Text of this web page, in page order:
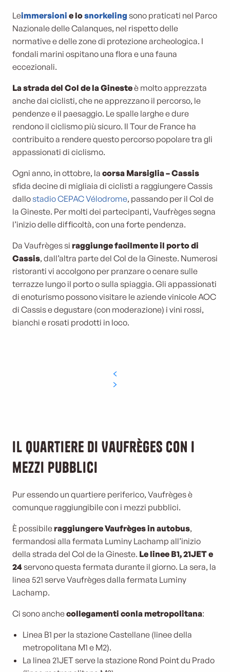
Leimmersioni e losnorkeling sono praticati nel Parco
Nazionale delle Calanques, nel rispetto delle
normative e delle zone di protezione archeologica. I
fondali marini ospitano una flora e una fauna
eccezionali.
La strada del Col de la Ginesteè molto apprezzata
anche dai ciclisti, che ne apprezzano il percorso, le
pendenze e il paesaggio. Le spalle larghe e dure
rendono il ciclismo più sicuro. Il Tour de France ha
contribuito a rendere questo percorso popolare tra gli
appassionati di ciclismo.
Ogni anno, in ottobre, la corsa Marsiglia – Cassis
sfida decine di migliaia di ciclisti a raggiungere Cassis
dallostadio CEPAC Vélodrome, passando per il Col de
la Gineste. Per molti dei partecipanti, Vaufrèges segna
l’inizio delle difficoltà, con una forte pendenza.
Da Vaufrèges si raggiunge facilmente il porto di
Cassis, dall’altra parte del Col de la Gineste. Numerosi
ristoranti vi accolgono per pranzare o cenare sulle
terrazze lungo il porto o sulla spiaggia. Gli appassionati
di enoturismo possono visitare le aziende vinicole AOC
di Cassis e degustare (con moderazione) i vini rossi,
bianchi e rosati prodotti in loco.
Il quartiere di Vaufrèges con i
mezzi pubblici
Pur essendo un quartiere periferico, Vaufrèges è
comunque raggiungibile con i mezzi pubblici.
È possibile raggiungere Vaufrèges in autobus,
fermandosi alla fermata Luminy Lachamp all’inizio
della strada del Col de la Gineste. Le linee B1, 21JET e
24servono questa fermata durante il giorno. La sera, la
linea 521 serve Vaufrèges dalla fermata Luminy
Lachamp.
Ci sono anchecollegamenti conla metropolitana:
Linea B1 per la stazione Castellane (linee della
metropolitana M1 e M2).
La linea 21JET serve la stazione Rond Point du Prado